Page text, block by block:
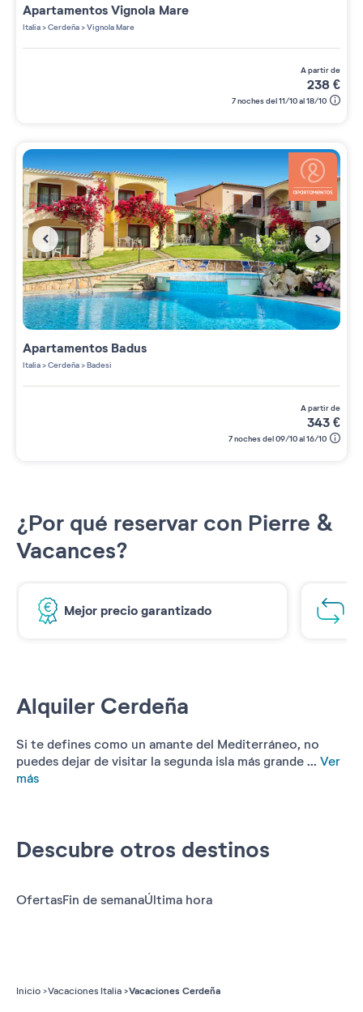
Alquiler Cerdeña
Si te defines como un amante del Mediterráneo, no
puedes dejar de visitar la segunda isla más grande ... Ver
más
ApartamentosVignola Mare
Italia>Cerdeña>Vignola Mare
a partir de
238€
7 noches del 11/10 al 18/10
Apartamentos Badus
Italia>Cerdeña>Badesi
a partir de
343€
7 noches del 09/10 al 16/10
¿Por qué reservar con Pierre &
Vacances?
Mejor precio garantizado
Descubre otros destinos
OfertasFin de semanaÚltima hora
Inicio Vacaciones Italia Vacaciones Cerdeña